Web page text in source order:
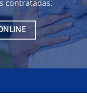
contratadas.